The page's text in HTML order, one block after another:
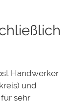
Handwerker
und
sehr